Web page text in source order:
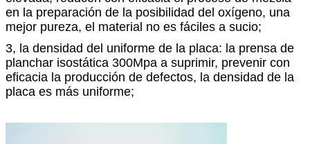
en la preparación de la posibilidad del oxígeno, una
mejor pureza, el material no es fáciles a sucio;
3, la densidad del uniforme de la placa: la prensa de
planchar isostática 300Mpa a suprimir, prevenir con
eficacia la producción de defectos, la densidad de la
placa es más uniforme;